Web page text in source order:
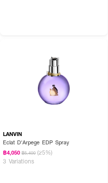
LANVIN
Eclat D'Arpege EDP Spray
฿4,050 ฿5,400 (25%)
3 Variations